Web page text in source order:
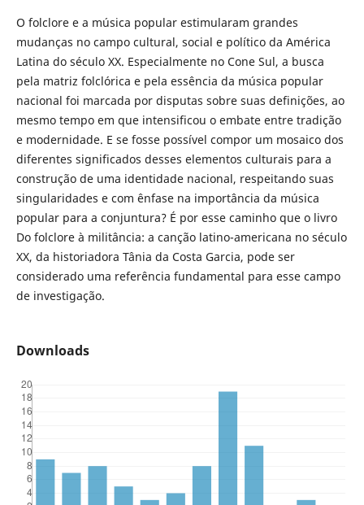
O folclore e a música popular estimularam grandes
mudanças no campo cultural, social e político da América
Latina do século XX. Especialmente no Cone Sul, a busca
pela matriz folclórica e pela essência da música popular
nacional foi marcada por disputas sobre suas definições, ao
mesmo tempo em que intensificou o embate entre tradição
e modernidade. E se fosse possível compor um mosaico dos
diferentes significados desses elementos culturais para a
construção de uma identidade nacional, respeitando suas
singularidades e com ênfase na importância da música
popular para a conjuntura? É por esse caminho que o livro
Do folclore à militância: a canção latino-americana no século
XX, da historiadora Tânia da Costa Garcia, pode ser
considerado uma referência fundamental para esse campo
de investigação.
Downloads